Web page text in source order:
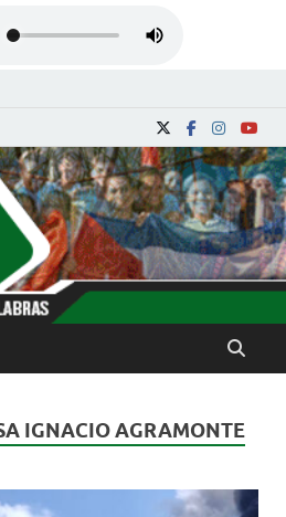
Florida de
y Actualidades de Florida, Camagüey,
IGNACIO AGRAMONTE